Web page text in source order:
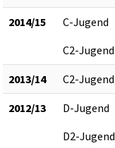
2014/15 C-Jugend
C2-Jugend
2013/14 C2-Jugend
2012/13 D-Jugend
D2-Jugend